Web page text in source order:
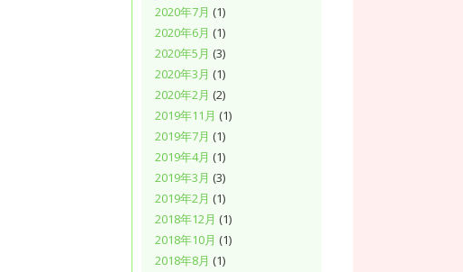
2020年7月 (1)
2020年6月 (1)
2020年5月 (3)
2020年3月 (1)
2020年2月 (2)
2019年11月 (1)
2019年7月 (1)
2019年4月 (1)
2019年3月 (3)
2019年2月 (1)
2018年12月 (1)
2018年10月 (1)
2018年8月 (1)